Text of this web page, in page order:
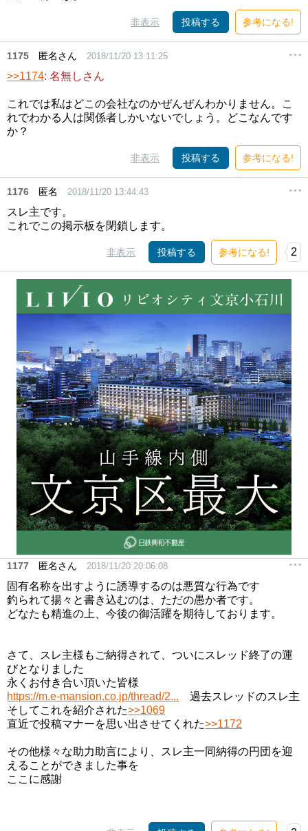
非表示 投稿する 参考になる!
1175 匿名さん 2018/11/20 13:11:25
>>1174: 名無しさん
これでは私はどこの会社なのかぜんぜんわかりません。こ
れでわかる人は関係者しかいないでしょう。どこなんです
か？
非表示 投稿する 参考になる!
1176 匿名 2018/11/20 13:44:43
スレ主です。
これでこの掲示板を閉鎖します。
非表示 投稿する 参考になる! 2
1177 匿名さん 2018/11/20 20:06:08
固有名称を出すように誘導するのは悪質な行為です
釣られて揚々と書き込むのは、ただの愚か者です。
どなたも精進の上、今後の御活躍を期待しております。
さて、スレ主様もご納得されて、ついにスレッド終了の運
びとなりました
永くお付き合い頂いた皆様
https://m.e-mansion.co.jp/thread/2... 過去スレッドのスレ主
そしてこれを紹介された>>1069
直近で投稿マナーを思い出させてくれた>>1172
その他様々な助力助言により、スレ主一同納得の円団を迎
えることができました事を
ここに感謝